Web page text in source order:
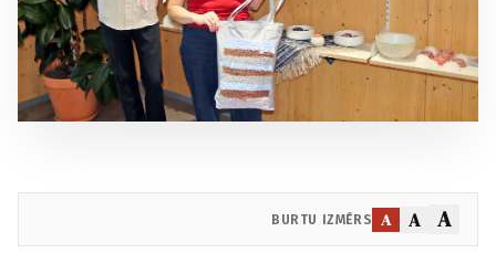
BURTU IZMĒRS A A A